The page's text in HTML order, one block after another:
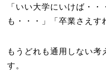
「いい大学にいけば・
も・・・」「卒業さえす
もうどれも通用しない考
す。